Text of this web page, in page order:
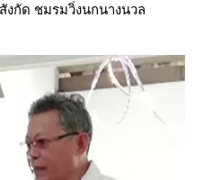
กัด ชมรมวิ่งนกนางนวล